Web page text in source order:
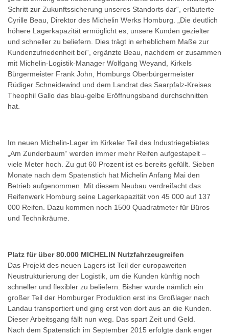
Schritt zur Zukunftssicherung unseres Standorts dar“, erläuterte
Cyrille Beau, Direktor des Michelin Werks Homburg. „Die deutlich
höhere Lagerkapazität ermöglicht es, unsere Kunden gezielter
und schneller zu beliefern. Dies trägt in erheblichem Maße zur
Kundenzufriedenheit bei“, ergänzte Beau, nachdem er zusammen
mit Michelin-Logistik-Manager Wolfgang Weyand, Kirkels
Bürgermeister Frank John, Homburgs Oberbürgermeister
Rüdiger Schneidewind und dem Landrat des Saarpfalz-Kreises
Theophil Gallo das blau-gelbe Eröffnungsband durchschnitten
hat.
Im neuen Michelin-Lager im Kirkeler Teil des Industriegebietes
„Am Zunderbaum“ werden immer mehr Reifen aufgestapelt –
viele Meter hoch. Zu gut 60 Prozent ist es bereits gefüllt. Sieben
Monate nach dem Spatenstich hat Michelin Anfang Mai den
Betrieb aufgenommen. Mit diesem Neubau verdreifacht das
Reifenwerk Homburg seine Lagerkapazität von 45 000 auf 137
000 Reifen. Dazu kommen noch 1500 Quadratmeter für Büros
und Technikräume.
Platz für über 80.000 MICHELIN Nutzfahrzeugreifen
Das Projekt des neuen Lagers ist Teil der europaweiten
Neustrukturierung der Logistik, um die Kunden künftig noch
schneller und flexibler zu beliefern. Bisher wurde nämlich ein
großer Teil der Homburger Produktion erst ins Großlager nach
Landau transportiert und ging erst von dort aus an die Kunden.
Dieser Arbeitsgang fällt nun weg. Das spart Zeit und Geld.
Nach dem Spatenstich im September 2015 erfolgte dank enger